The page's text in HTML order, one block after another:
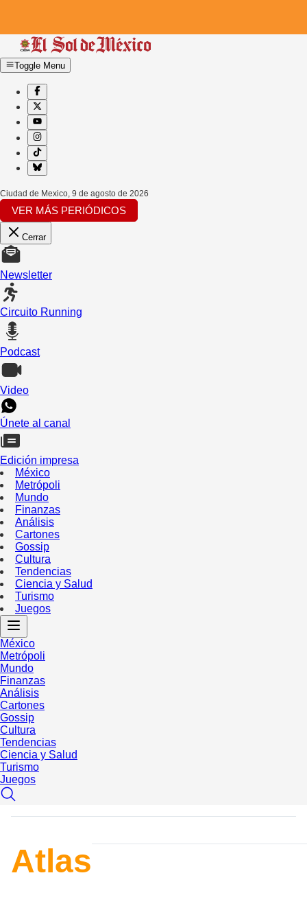
Toggle Menu
Ciudad de Mexico, 9 de agosto de 2026
VER MÁS PERIÓDICOS
Cerrar
Newsletter
Circuito Running
Podcast
Video
Únete al canal
Edición impresa
México
Metrópoli
Mundo
Finanzas
Análisis
Cartones
Gossip
Cultura
Tendencias
Ciencia y Salud
Turismo
Juegos
México
Metrópoli
Mundo
Finanzas
Análisis
Cartones
Gossip
Cultura
Tendencias
Ciencia y Salud
Turismo
Juegos
Atlas